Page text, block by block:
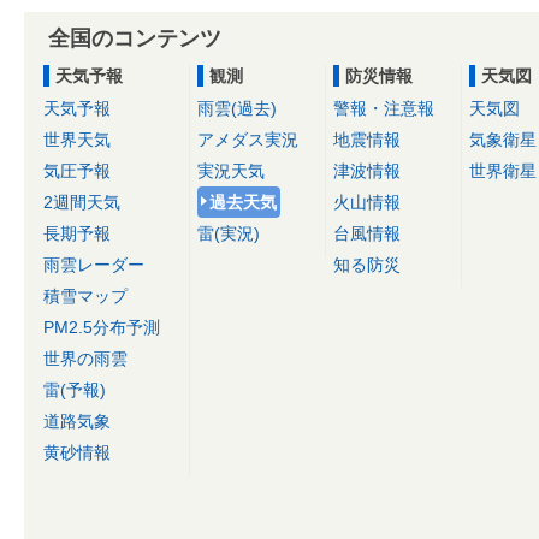
全国のコンテンツ
天気予報
天気予報
世界天気
気圧予報
2週間天気
長期予報
雨雲レーダー
積雪マップ
PM2.5分布予測
世界の雨雲
雷(予報)
道路気象
黄砂情報
観測
雨雲(過去)
アメダス実況
実況天気
過去天気
雷(実況)
防災情報
警報・注意報
地震情報
津波情報
火山情報
台風情報
知る防災
天気図
天気図
気象衛星
世界衛星